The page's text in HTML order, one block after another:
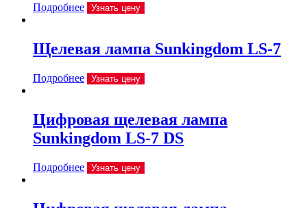
Подробнее Узнать цену
Щелевая лампа Sunkingdom LS-7
Подробнее Узнать цену
Цифровая щелевая лампа
Sunkingdom LS-7 DS
Подробнее Узнать цену